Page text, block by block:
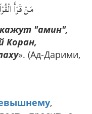
مَنْ قَرَأَ
"амин",
Коран,
». (Ад-Дарими,
,